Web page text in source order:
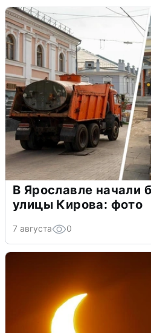
В Ярославле начали
улицы Кирова: фото
7 августа 0